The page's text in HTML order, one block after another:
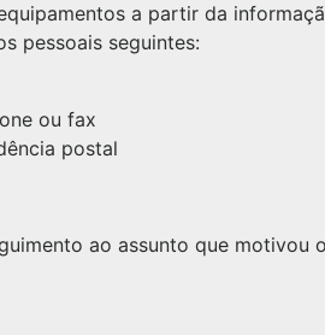
a partir da
pessoais seguintes:
ou fax
postal
ao assunto que